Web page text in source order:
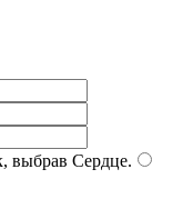
выбрав Сердце.